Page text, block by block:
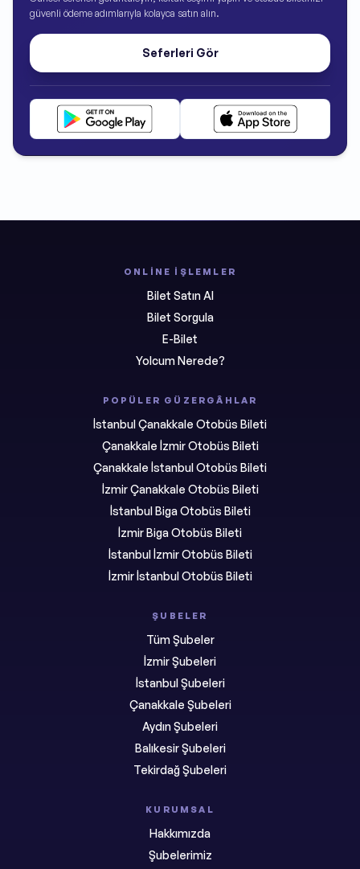
güvenli ödeme adımlarıyla kolayca satın alın.
Seferleri Gör
ONLINE İŞLEMLER
Bilet Satın Al
Bilet Sorgula
E-Bilet
Yolcum Nerede?
POPÜLER GÜZERGÂHLAR
İstanbul Çanakkale Otobüs Bileti
Çanakkale İzmir Otobüs Bileti
Çanakkale İstanbul Otobüs Bileti
İzmir Çanakkale Otobüs Bileti
İstanbul Biga Otobüs Bileti
İzmir Biga Otobüs Bileti
İstanbul İzmir Otobüs Bileti
İzmir İstanbul Otobüs Bileti
ŞUBELER
Tüm Şubeler
İzmir Şubeleri
İstanbul Şubeleri
Çanakkale Şubeleri
Aydın Şubeleri
Balıkesir Şubeleri
Tekirdağ Şubeleri
KURUMSAL
Hakkımızda
Şubelerimiz